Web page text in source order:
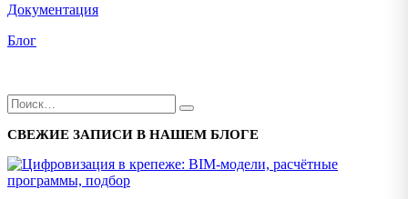
Документация
Блог
СВЕЖИЕ ЗАПИСИ В НАШЕМ БЛОГЕ